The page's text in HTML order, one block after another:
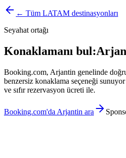
← Tüm LATAM destinasyonları
Seyahat ortağı
Konaklamanı bul:
Booking.com, Arjantin genelinde
benzersiz konaklama seçeneği
ve sıfır rezervasyon ücreti ile.
Booking.com'da Arjantin ara